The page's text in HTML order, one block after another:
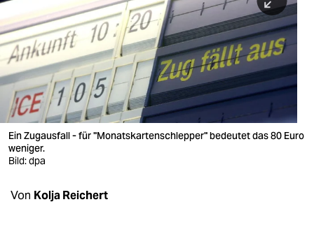
nord
wahrheit
verlag
verlag
veranstaltungen
shop
fragen & hilfe
Ein Zugausfall - für "Monatskartenschlepper" bedeutet das 80 Euro
weniger.
Bild: dpa
Von Kolja Reichert